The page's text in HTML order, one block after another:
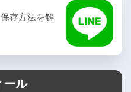
存方法を解
ール